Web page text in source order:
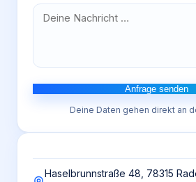
Anfrage senden
Deine Daten gehen direkt an
Haselbrunnstraße 48, 78315